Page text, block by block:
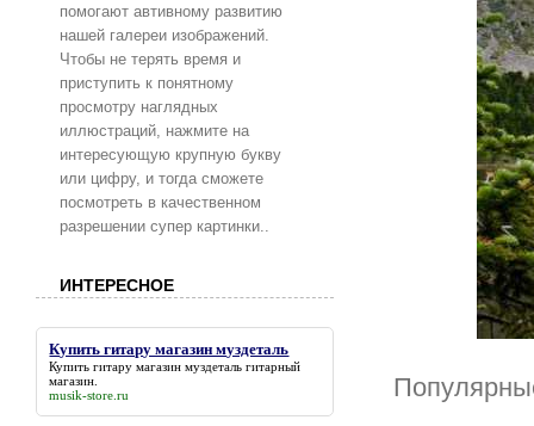
помогают автивному развитию
нашей галереи изображений.
Чтобы не терять время и
приступить к понятному
просмотру наглядных
иллюстраций, нажмите на
интересующую крупную букву
или цифру, и тогда сможете
посмотреть в качественном
разрешении супер картинки..
ИНТЕРЕСНОЕ
Купить гитару магазин муздеталь
Купить гитару магазин муздеталь гитарный
магазин.
musik-store.ru